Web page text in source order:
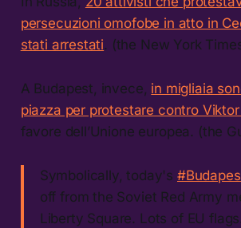
persecuzioni omofobe in atto in
stati arrestati. (the New York
A Budapest, invece, in migliaia
piazza per protestare contro
favore dell’Unione europea. (the
Symbolically, today's
off from the Soviet Red Army
Liberty Square. Lots of EU flags.